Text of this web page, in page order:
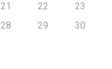
21 22
23
28 29
30